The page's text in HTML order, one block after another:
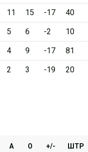
11 15 -17 40
5 6 -2 10
4 9 -17 81
2 3 -19 20
А О +/- ШТР